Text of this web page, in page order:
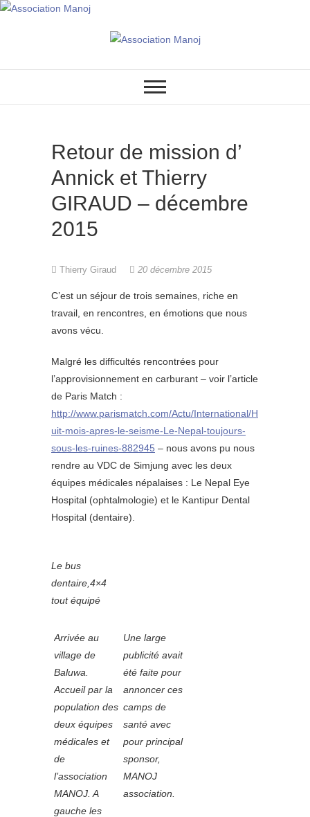
Association Manoj
Retour de mission d’
Annick et Thierry
GIRAUD – décembre
2015
Thierry Giraud 20 décembre 2015
C’est un séjour de trois semaines, riche en
travail, en rencontres, en émotions que nous
avons vécu.
Malgré les difficultés rencontrées pour
l’approvisionnement en carburant – voir l’article
de Paris Match :
http://www.parismatch.com/Actu/International/H
uit-mois-apres-le-seisme-Le-Nepal-toujours-
sous-les-ruines-882945 – nous avons pu nous
rendre au VDC de Simjung avec les deux
équipes médicales népalaises : Le Nepal Eye
Hospital (ophtalmologie) et le Kantipur Dental
Hospital (dentaire).
Le bus
dentaire,4×4
tout équipé
Arrivée au
village de
Baluwa.
Accueil par la
population des
deux équipes
médicales et
de
l’association
MANOJ. A
gauche les
Une large
publicité avait
été faite pour
annoncer ces
camps de
santé avec
pour principal
sponsor,
MANOJ
association.